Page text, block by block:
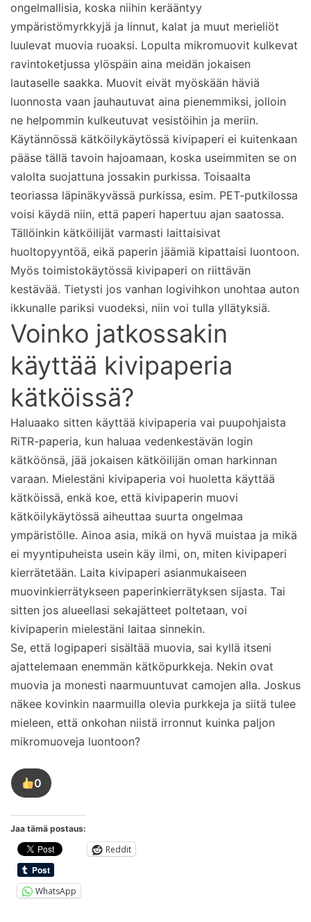
ongelmallisia, koska niihin kerääntyy
ympäristömyrkkyjä ja linnut, kalat ja muut merieliöt
luulevat muovia ruoaksi. Lopulta mikromuovit kulkevat
ravintoketjussa ylöspäin aina meidän jokaisen
lautaselle saakka. Muovit eivät myöskään häviä
luonnosta vaan jauhautuvat aina pienemmiksi, jolloin
ne helpommin kulkeutuvat vesistöihin ja meriin.
Käytännössä kätköilykäytössä kivipaperi ei kuitenkaan
pääse tällä tavoin hajoamaan, koska useimmiten se on
valolta suojattuna jossakin purkissa. Toisaalta
teoriassa läpinäkyvässä purkissa, esim. PET-putkilossa
voisi käydä niin, että paperi hapertuu ajan saatossa.
Tällöinkin kätköilijät varmasti laittaisivat
huoltopyyntöä, eikä paperin jäämiä kipattaisi luontoon.
Myös toimistokäytössä kivipaperi on riittävän
kestävää. Tietysti jos vanhan logivihkon unohtaa auton
ikkunalle pariksi vuodeksi, niin voi tulla yllätyksiä.
Voinko jatkossakin
käyttää kivipaperia
kätköissä?
Haluaako sitten käyttää kivipaperia vai puupohjaista
RiTR-paperia, kun haluaa vedenkestävän login
kätköönsä, jää jokaisen kätköilijän oman harkinnan
varaan. Mielestäni kivipaperia voi huoletta käyttää
kätköissä, enkä koe, että kivipaperin muovi
kätköilykäytössä aiheuttaa suurta ongelmaa
ympäristölle. Ainoa asia, mikä on hyvä muistaa ja mikä
ei myyntipuheista usein käy ilmi, on, miten kivipaperi
kierrätetään. Laita kivipaperi asianmukaiseen
muovinkierrätykseen paperinkierrätyksen sijasta. Tai
sitten jos alueellasi sekajätteet poltetaan, voi
kivipaperin mielestäni laitaa sinnekin.
Se, että logipaperi sisältää muovia, sai kyllä itseni
ajattelemaan enemmän kätköpurkkeja. Nekin ovat
muovia ja monesti naarmuuntuvat camojen alla. Joskus
näkee kovinkin naarmuilla olevia purkkeja ja siitä tulee
mieleen, että onkohan niistä irronnut kuinka paljon
mikromuoveja luontoon?
0
Tykkää
tästä
Jaa tämä postaus:
Reddit
WhatsApp